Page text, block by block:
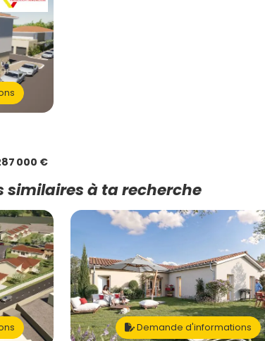
000 €
similaires à ta recherche
Demande d'informations